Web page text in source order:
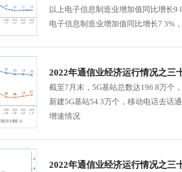
以上电子信息制造业增加值同比增长
电子信息制造业增加值同比增长7 3%
2022年通信业经济运行情况之三
截至7月末，5G基站总数达196 8万个
新建5G基站54 3万个，移动电话去话
增速情况
2022年通信业经济运行情况之三